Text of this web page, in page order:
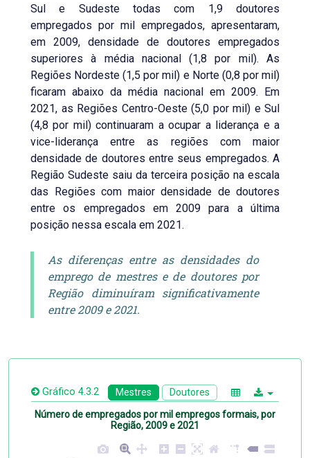
Sul e Sudeste todas com 1,9 doutores
empregados por mil empregados, apresentaram,
em 2009, densidade de doutores empregados
superiores à média nacional (1,8 por mil). As
Regiões Nordeste (1,5 por mil) e Norte (0,8 por mil)
ficaram abaixo da média nacional em 2009. Em
2021, as Regiões Centro-Oeste (5,0 por mil) e Sul
(4,8 por mil) continuaram a ocupar a liderança e a
vice-liderança entre as regiões com maior
densidade de doutores entre seus empregados. A
Região Sudeste saiu da terceira posição na escala
das Regiões com maior densidade de doutores
entre os empregados em 2009 para a última
posição nessa escala em 2021.
As diferenças entre as densidades do
emprego de mestres e de doutores por
Região diminuíram significativamente
entre 2009 e 2021.
Gráfico 4.3.2 Mestres Doutores
Número de empregados por mil empregos formais, por
Região, 2009 e 2021